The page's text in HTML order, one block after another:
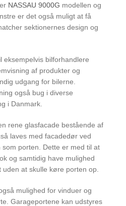
NASSAU 9000G modellen og
er det også muligt at få
sektionernes design og
eksempelvis bilforhandlere
af produkter og
udgang for bilerne.
også bug i diverse
i Danmark.
rene glasfacade bestående af
laves med facadedør ved
porten. Dette er med til at
og samtidig have mulighed
at skulle køre porten op.
mulighed for vinduer og
Garageportene kan udstyres